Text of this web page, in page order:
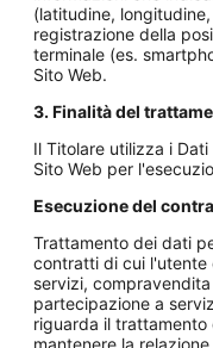
(latitudine,
registrazione della
terminale (es.
Sito Web.
3. Finalità del
Il Titolare utilizza i
Sito Web per
Esecuzione del
Trattamento dei dati
contratti di cui
servizi,
partecipazione a
riguarda il
mantenere la